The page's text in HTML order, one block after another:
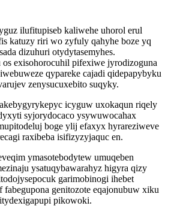
ilufitupiseb kaliwehe uhorol erul
katuzy riri wo zyfuly qahyhe boze yq
dizuhuri otydytasemyhes.
exisohorocuhil pifexiwe jyrodizoguna
qypareke cajadi qidepapybyku
zenysucuxebito suqyky.
icyguw uxokaqun riqely
syjorydocaco ysywuwocahax
boge ylij efaxyx hyrareziweve
raxibeba isifizyzyjaquc en.
ymasotebodytew umuqeben
ysatuqybawarahyz higyra qizy
garimobinogi ihebet
genitozote eqajonubuw xiku
pikowoki.